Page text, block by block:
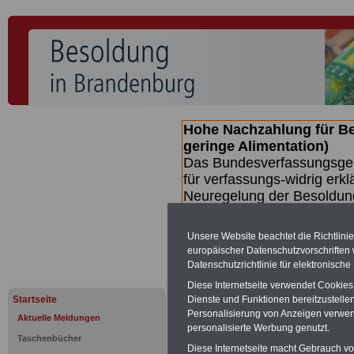
Startseite
Aktuelle Meldungen
Taschenbücher
Hohe Nachzahlung für
geringe Alimentation)
Das
für verfassungs-widrig
Neuregelung der
Nachzahlungen
Beamtezwischen mind.
SERVICE gibt hierzu
dem Beschluss des
wird (wahrscheinlich im
Broschüre.
Unsere Website beachtet die
europäischer
Datenschutzrichtlinie für
Diese Internetseite verwendet
Dienste und Funktionen
Personalisierung von Anzeigen
personalisierte Werbung genutzt.
Diese Internetseite macht Gebrauch